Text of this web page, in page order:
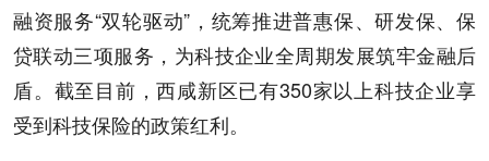
融资服务“双轮驱动”，统筹推进普惠保、研发保、保
贷联动三项服务，为科技企业全周期发展筑牢金融后
盾。截至目前，西咸新区已有350家以上科技企业享
受到科技保险的政策红利。